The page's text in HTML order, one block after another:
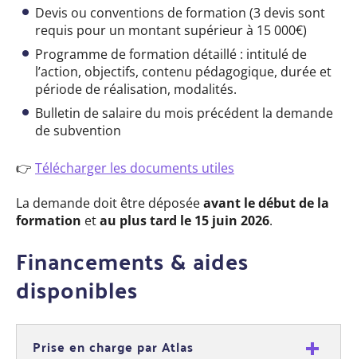
Devis ou conventions de formation (3 devis sont
requis pour un montant supérieur à 15 000€)
Programme de formation détaillé : intitulé de
l’action, objectifs, contenu pédagogique, durée et
période de réalisation, modalités.
Bulletin de salaire du mois précédent la demande
de subvention
👉 Télécharger les documents utiles
La demande doit être déposéeavant le début de la
formation etau plus tard le 15 juin 2026.
Financements & aides
disponibles
Prise en charge par Atlas